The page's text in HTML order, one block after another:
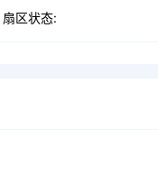
扇区状态: